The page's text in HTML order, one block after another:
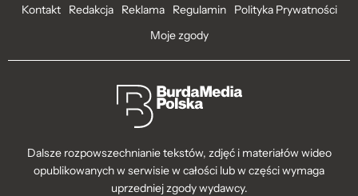
Kontakt Redakcja Reklama Regulamin
Polityka Prywatności
Moje zgody
Dalsze rozpowszechnianie tekstów, zdjęć i materiałów wideo
opublikowanych w serwisie w całości lub w części wymaga
uprzedniej zgody wydawcy.